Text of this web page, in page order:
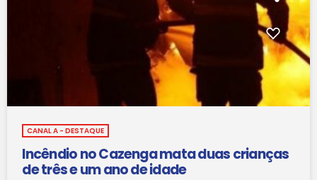
CANAL A - DESTAQUE
Incêndio no Cazenga mata duas crianças
de três e um ano de idade